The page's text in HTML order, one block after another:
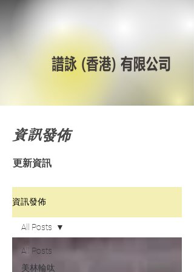
資訊發佈
更新資訊
資訊發佈
All Posts
美林輪呔
All Posts